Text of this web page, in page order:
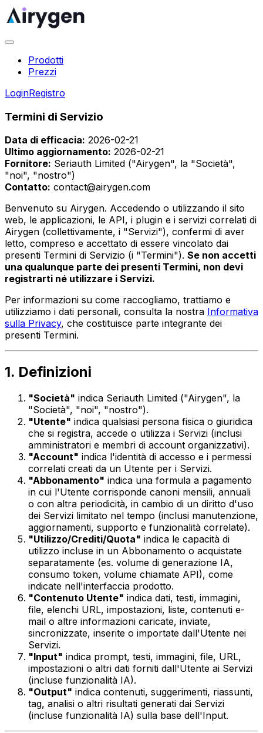
Prodotti
Prezzi
LoginRegistro
Termini di Servizio
Data di efficacia: 2026-02-21
Ultimo aggiornamento: 2026-02-21
Fornitore: Seriauth Limited ("Airygen", la "Società",
"noi", "nostro")
Contatto: contact@airygen.com
Benvenuto su Airygen. Accedendo o utilizzando il sito
web, le applicazioni, le API, i plugin e i servizi correlati di
Airygen (collettivamente, i "Servizi"), confermi di aver
letto, compreso e accettato di essere vincolato dai
presenti Termini di Servizio (i "Termini"). Se non accetti
una qualunque parte dei presenti Termini, non devi
registrarti né utilizzare i Servizi.
Per informazioni su come raccogliamo, trattiamo e
utilizziamo i dati personali, consulta la nostra Informativa
sulla Privacy, che costituisce parte integrante dei
presenti Termini.
1. Definizioni
"Società" indica Seriauth Limited ("Airygen", la
"Società", "noi", "nostro").
"Utente" indica qualsiasi persona fisica o giuridica
che si registra, accede o utilizza i Servizi (inclusi
amministratori e membri di account organizzativi).
"Account" indica l'identità di accesso e i permessi
correlati creati da un Utente per i Servizi.
"Abbonamento" indica una formula a pagamento
in cui l'Utente corrisponde canoni mensili, annuali
o con altra periodicità, in cambio di un diritto d'uso
dei Servizi limitato nel tempo (inclusi manutenzione,
aggiornamenti, supporto e funzionalità correlate).
"Utilizzo/Crediti/Quota" indica le capacità di
utilizzo incluse in un Abbonamento o acquistate
separatamente (es. volume di generazione IA,
consumo token, volume chiamate API), come
indicate nell'interfaccia prodotto.
"Contenuto Utente" indica dati, testi, immagini,
file, elenchi URL, impostazioni, liste, contenuti e-
mail o altre informazioni caricate, inviate,
sincronizzate, inserite o importate dall'Utente nei
Servizi.
"Input" indica prompt, testi, immagini, file, URL,
impostazioni o altri dati forniti dall'Utente ai Servizi
(incluse funzionalità IA).
"Output" indica contenuti, suggerimenti, riassunti,
tag, analisi o altri risultati generati dai Servizi
(incluse funzionalità IA) sulla base dell'Input.